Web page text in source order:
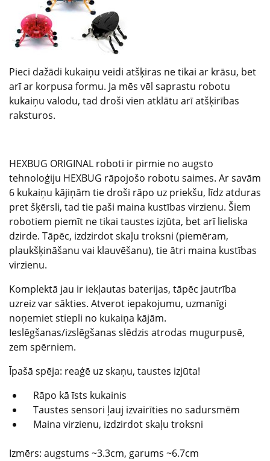
Pieci dažādi kukaiņu veidi atšķiras ne tikai ar krāsu, bet
arī ar korpusa formu. Ja mēs vēl saprastu robotu
kukaiņu valodu, tad droši vien atklātu arī atšķirības
raksturos.
HEXBUG ORIGINAL roboti ir pirmie no augsto
tehnoloģiju HEXBUG rāpojošo robotu saimes. Ar savām
6 kukaiņu kājiņām tie droši rāpo uz priekšu, līdz atduras
pret šķērsli, tad tie paši maina kustības virzienu. Šiem
robotiem piemīt ne tikai taustes izjūta, bet arī lieliska
dzirde. Tāpēc, izdzirdot skaļu troksni (piemēram,
plaukšķināšanu vai klauvēšanu), tie ātri maina kustības
virzienu.
Komplektā jau ir iekļautas baterijas, tāpēc jautrība
uzreiz var sākties. Atverot iepakojumu, uzmanīgi
noņemiet stiepli no kukaiņa kājām.
Ieslēgšanas/izslēgšanas slēdzis atrodas mugurpusē,
zem spērniem.
Īpašā spēja: reaģē uz skaņu, taustes izjūta!
Rāpo kā īsts kukainis
Taustes sensori ļauj izvairīties no sadursmēm
Maina virzienu, izdzirdot skaļu troksni
Izmērs: augstums ~3.3cm, garums ~6.7cm